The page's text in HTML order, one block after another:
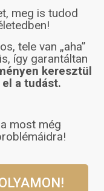
meg is tudod
tele van „aha”
így garantáltan
keresztül
a tudást.
most még